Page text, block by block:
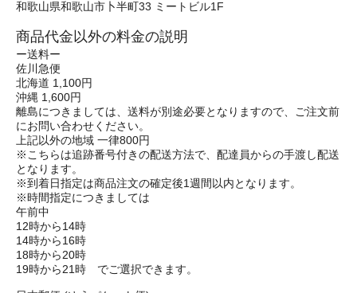
和歌山県和歌山市卜半町33 ミートビル1F
商品代金以外の料金の説明
ー送料ー
佐川急便
北海道 1,100円
沖縄 1,600円
離島につきましては、送料が別途必要となりますので、ご注文前
にお問い合わせください。
上記以外の地域 一律800円
※こちらは追跡番号付きの配送方法で、配達員からの手渡し配送
となります。
※到着日指定は商品注文の確定後1週間以内となります。
※時間指定につきましては
午前中
12時から14時
14時から16時
18時から20時
19時から21時 でご選択できます。